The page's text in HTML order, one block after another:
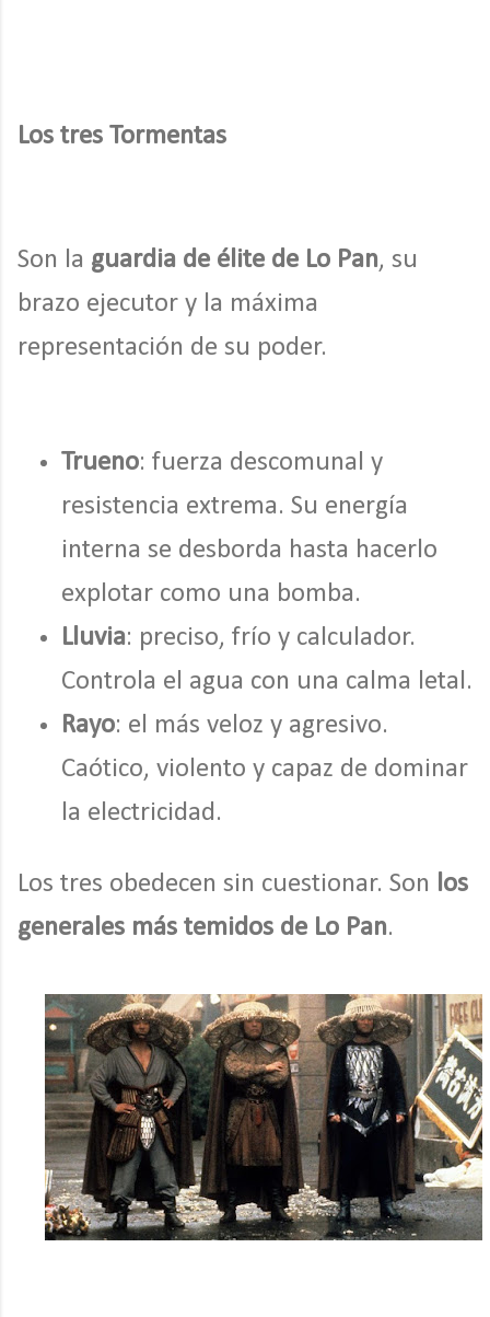
Los tres Tormentas
Son la guardia de élite de Lo Pan, su
brazo ejecutor y la máxima
representación de su poder.
Trueno: fuerza descomunal y
resistencia extrema. Su energía
interna se desborda hasta hacerlo
explotar como una bomba.
Lluvia: preciso, frío y calculador.
Controla el agua con una calma letal.
Rayo: el más veloz y agresivo.
Caótico, violento y capaz de dominar
la electricidad.
Los tres obedecen sin cuestionar. Son los
generales más temidos de Lo Pan.